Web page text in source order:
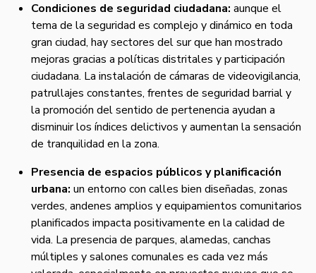
Condiciones de seguridad ciudadana: aunque el
tema de la seguridad es complejo y dinámico en toda
gran ciudad, hay sectores del sur que han mostrado
mejoras gracias a políticas distritales y participación
ciudadana. La instalación de cámaras de videovigilancia,
patrullajes constantes, frentes de seguridad barrial y
la promoción del sentido de pertenencia ayudan a
disminuir los índices delictivos y aumentan la sensación
de tranquilidad en la zona.
Presencia de espacios públicos y planificación
urbana: un entorno con calles bien diseñadas, zonas
verdes, andenes amplios y equipamientos comunitarios
planificados impacta positivamente en la calidad de
vida. La presencia de parques, alamedas, canchas
múltiples y salones comunales es cada vez más